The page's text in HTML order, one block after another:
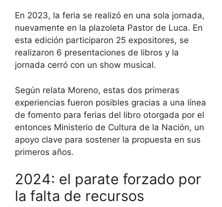
En 2023, la feria se realizó en una sola jornada,
nuevamente en la plazoleta Pastor de Luca. En
esta edición participaron 25 expositores, se
realizaron 6 presentaciones de libros y la
jornada cerró con un show musical.
Según relata Moreno, estas dos primeras
experiencias fueron posibles gracias a una línea
de fomento para ferias del libro otorgada por el
entonces Ministerio de Cultura de la Nación, un
apoyo clave para sostener la propuesta en sus
primeros años.
2024: el parate forzado por
la falta de recursos